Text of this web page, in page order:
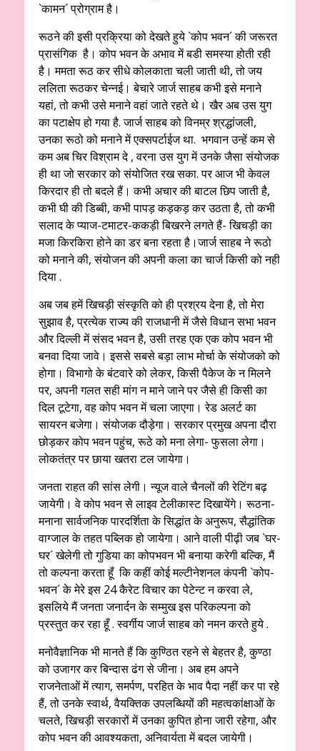
`कामन´ प्रोग्राम है।
रूठने की इसी प्रक्रिया को देखते हुये `कोप भवन´ की जरूरत
प्रासंगिक है। कोप भवन के अभाव में बडी समस्या होती रही
है। ममता रूठ कर सीधे कोलकाता चली जाती थी, तो जय
ललिता रूठकर चेन्नई। बेचारे जार्ज साहब कभी इसे मनाने
यहां, तो कभी उसे मनाने वहां जाते रहते थे। खैर अब उस युग
का पटाक्षेप हो गया है. जार्ज साहब को विनम्र श्रद्धांजली,
उनका रूठो को मनाने में एक्सपर्टाईज था. भगवान उन्हें कम से
कम अब चिर विश्राम दे , वरना उस युग में उनके जैसा संयोजक
ही था जो सरकार को संयोजित रख सका. पर आज भी केवल
किरदार ही तो बदले हैं। कभी अचार की बाटल छिप जाती है,
कभी घी की डिब्बी, कभी पापड़ कड़कड़ कर उठता है, तो कभी
सलाद के प्याज-टमाटर-ककड़ी बिखरने लगते हैं- खिचड़ी का
मजा किरकिरा होने का डर बना रहता है।जार्ज साहब ने रूठो
को मनाने की, संयोजन की अपनी कला का चार्ज किसी को नही
दिया .
अब जब हमें खिचड़ी संस्कृति को ही प्रश्रय देना है, तो मेरा
सुझाव है, प्रत्येक राज्य की राजधानी में जैसे विधान सभा भवन
और दिल्ली में संसद भवन है, उसी तरह एक एक कोप भवन भी
बनवा दिया जावे। इससे सबसे बड़ा लाभ मोर्चा के संयोजको को
होगा। विभागो के बंटवारे को लेकर, किसी पैकेज के न मिलने
पर, अपनी गलत सही मांग न माने जाने पर जैसे ही किसी का
दिल टूटेगा, वह कोप भवन में चला जाएगा। रेड अलर्ट का
सायरन बजेगा। संयोजक दौड़ेगा। सरकार प्रमुख अपना दौरा
छोड़कर कोप भवन पहुंच, रूठे को मना लेगा- फुसला लेगा।
लोकतंत्र पर छाया खतरा टल जायेगा।
जनता राहत की सांस लेगी। न्यूज वाले चैनलों की रेटिंग बढ़
जायेगी। वे कोप भवन से लाइव टेलीकास्ट दिखायेंगे। रूठना-
मनाना सार्वजनिक पारदर्शिता के सिद्धांत के अनुरूप, सैद्धांतिक
वाग्जाल के तहत पब्लिक हो जायेगा। आने वाली पीढ़ी जब `घर-
घर´ खेलेगी तो गुडिया का कोपभवन भी बनाया करेगी बल्कि, मैं
तो कल्पना करता हूँ कि कहीं कोई मल्टीनेशनल कंपनी `कोप-
भवन´ के मेरे इस 24 कैरेट विचार का पेटेन्ट न करवा ले,
इसलिये मैं जनता जनार्दन के सम्मुख इस परिकल्पना को
प्रस्तुत कर रहा हूँ . स्वर्गीय जार्ज साहब को नमन करते हुये .
मनोवैज्ञानिक भी मानते हैं कि कुण्ठित रहने से बेहतर है, कुण्ठा
को उजागर कर बिन्दास ढंग से जीना। अब हम अपने
राजनेताओं में त्याग, समर्पण, परहित के भाव पैदा नहीं कर पा रहे
हैं, तो उनके स्वार्थ, वैयक्तिक उपलब्धियों की महत्वकांक्षाओं के
चलते, खिचड़ी सरकारों में उनका कुपित होना जारी रहेगा, और
कोप भवन की आवश्यकता, अनिवार्यता में बदल जायेगी।